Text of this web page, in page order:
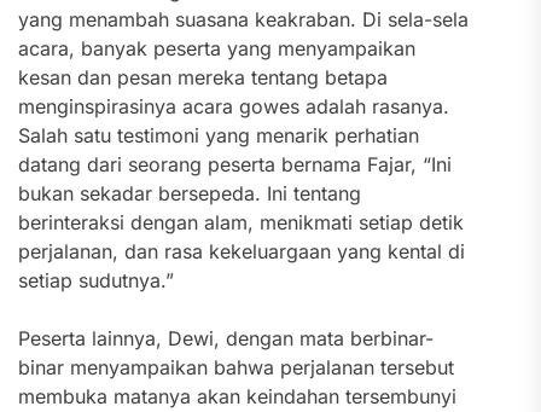
yang menambah suasana keakraban. Di sela-sela
acara, banyak peserta yang menyampaikan
kesan dan pesan mereka tentang betapa
menginspirasinya acara gowes adalah rasanya.
Salah satu testimoni yang menarik perhatian
datang dari seorang peserta bernama Fajar, “Ini
bukan sekadar bersepeda. Ini tentang
berinteraksi dengan alam, menikmati setiap detik
perjalanan, dan rasa kekeluargaan yang kental di
setiap sudutnya.”
Peserta lainnya, Dewi, dengan mata berbinar-
binar menyampaikan bahwa perjalanan tersebut
membuka matanya akan keindahan tersembunyi